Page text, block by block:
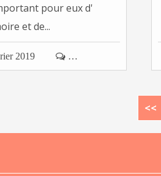
pour eux d'
et de...
2019  …
<<